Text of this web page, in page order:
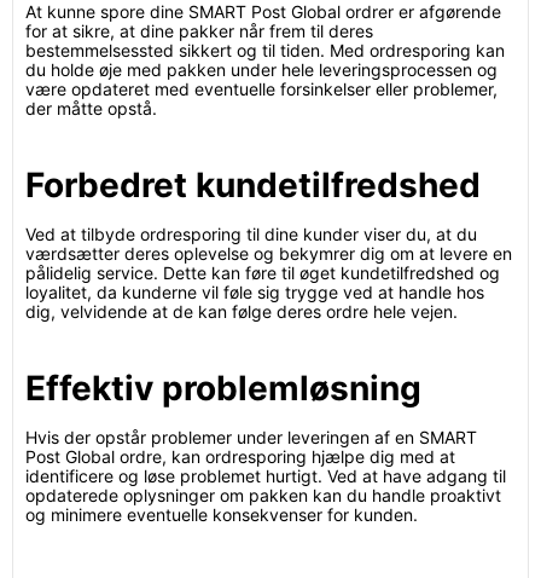
At kunne spore dine SMART Post Global ordrer er afgørende
for at sikre, at dine pakker når frem til deres
bestemmelsessted sikkert og til tiden. Med ordresporing kan
du holde øje med pakken under hele leveringsprocessen og
være opdateret med eventuelle forsinkelser eller problemer,
der måtte opstå.
Forbedret kundetilfredshed
Ved at tilbyde ordresporing til dine kunder viser du, at du
værdsætter deres oplevelse og bekymrer dig om at levere en
pålidelig service. Dette kan føre til øget kundetilfredshed og
loyalitet, da kunderne vil føle sig trygge ved at handle hos
dig, velvidende at de kan følge deres ordre hele vejen.
Effektiv problemløsning
Hvis der opstår problemer under leveringen af en SMART
Post Global ordre, kan ordresporing hjælpe dig med at
identificere og løse problemet hurtigt. Ved at have adgang til
opdaterede oplysninger om pakken kan du handle proaktivt
og minimere eventuelle konsekvenser for kunden.